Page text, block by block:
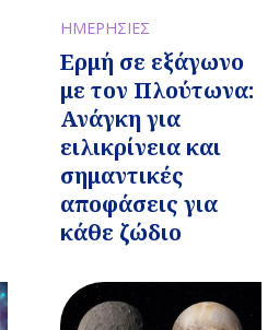
ΗΜΕΡΗΣΙΕΣ
Ερμή σε εξάγωνο
με τον Πλούτωνα:
Ανάγκη για
ειλικρίνεια και
σημαντικές
αποφάσεις για
κάθε ζώδιο